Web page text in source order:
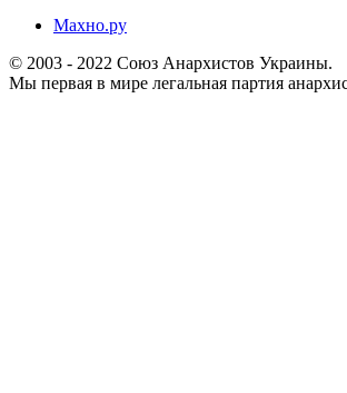
Махно.ру
© 2003 - 2022 Союз Анархистов Украины.
Мы первая в мире легальная партия